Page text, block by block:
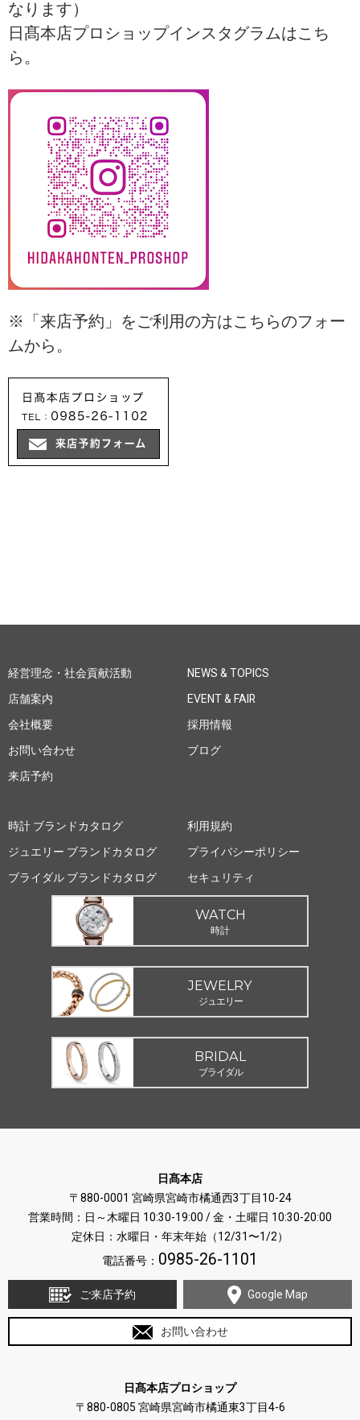
なります）
日髙本店プロショップインスタグラムはこち
ら。
※「来店予約」をご利用の方はこちらのフォー
ムから。
経営理念・社会貢献活動
店舗案内
会社概要
お問い合わせ
来店予約
NEWS & TOPICS
EVENT & FAIR
採用情報
ブログ
時計 ブランドカタログ
ジュエリー ブランドカタログ
ブライダル ブランドカタログ
利用規約
プライバシーポリシー
セキュリティ
WATCH
時計
JEWELRY
ジュエリー
BRIDAL
ブライダル
日髙本店
〒880-0001 宮崎県宮崎市橘通西3丁目10-24
営業時間：日～木曜日 10:30-19:00 / 金・土曜日 10:30-20:00
定休日：水曜日・年末年始（12/31〜1/2）
電話番号： 0985-26-1101
ご来店予約 Google Map
お問い合わせ
日髙本店プロショップ
〒880-0805 宮崎県宮崎市橘通東3丁目4-6